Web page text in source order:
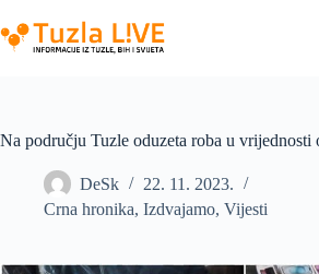
to
content
Na području Tuzle oduzeta roba u
DeSk
22. 11. 2023.
Crna hronika, Izdvajamo, Vijesti